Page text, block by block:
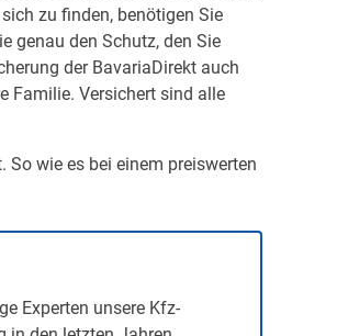
zu finden, benötigen Sie
genau den Schutz, den Sie
der BavariaDirekt auch
Familie. Versichert sind alle
So wie es bei einem preiswerten
Experten unsere Kfz-